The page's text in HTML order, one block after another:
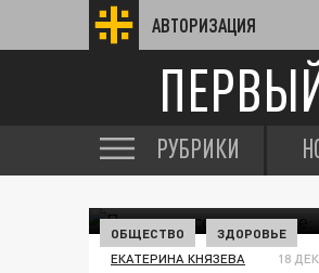
АВТОРИЗАЦИЯ
РУБРИКИ
ОБЩЕСТВО ЗДОРОВЬЕ
ЕКАТЕРИНА КНЯЗЕВА 18